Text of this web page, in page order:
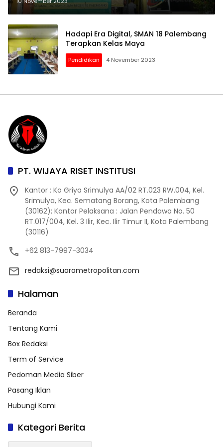
Hadapi Era Digital, SMAN 18 Palembang
Terapkan Kelas Maya
Pendidikan 4 November 2023
PT. WIJAYA RISET INSTITUSI
Kantor : Ko Griya Srimulya AA/02 RT.023 RW.004, Kel.
Srimulya, Kec. Sematang Borang, Kota Palembang
(30162); Kantor Pelaksana : Jalan Pendawa No. 50
RT.017/004, Kel. 3 Ilir, Kec. Ilir Timur II, Kota Palembang
(30116)
+62 813-7997-3034
redaksi@suarametropolitan.com
Halaman
Beranda
Tentang Kami
Box Redaksi
Term of Service
Pedoman Media Siber
Pasang Iklan
Hubungi Kami
Kategori Berita